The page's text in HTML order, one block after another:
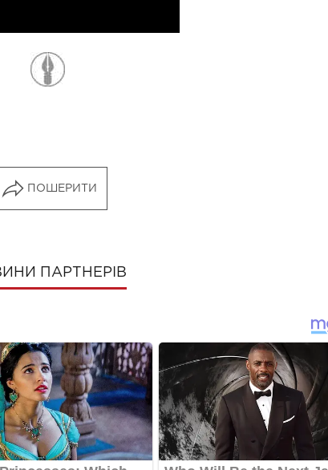
ПОШЕРИТИ
ПАРТНЕРІВ